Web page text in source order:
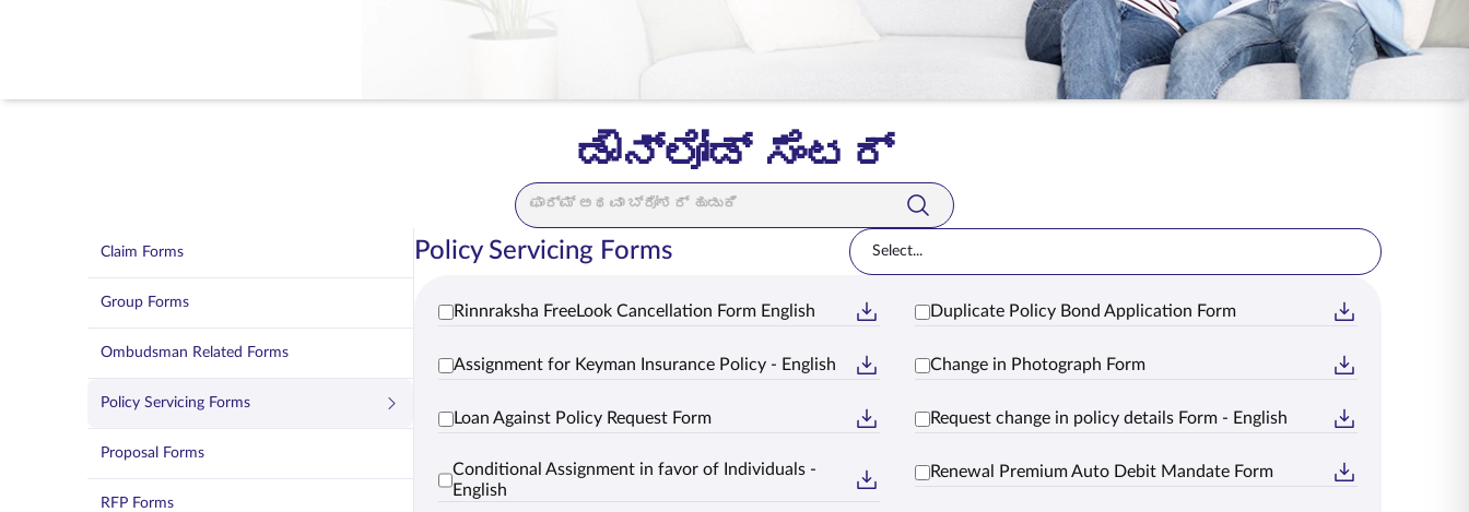
ಡೌನ್‌ಲೋಡ್ ಸೆಂಟರ್
Search Bar
Claim Forms
Group Forms
Ombudsman Related Forms
Policy Servicing Forms
Proposal Forms
RFP Forms
Policy Servicing Forms Select...
Rinnraksha FreeLook Cancellation Form English Duplicate Policy Bond Application Form
Assignment for Keyman Insurance Policy - English Change in Photograph Form
Loan Against Policy Request Form Request change in policy details Form - English
Conditional Assignment in favor of Individuals -
English
Renewal Premium Auto Debit Mandate Form